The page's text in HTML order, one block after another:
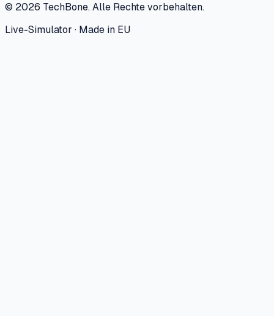
© 2026 TechBone.Alle Rechte vorbehalten.
Live-Simulator · Made in EU